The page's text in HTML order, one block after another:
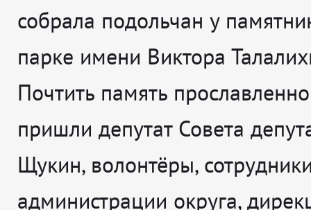
собрала подольчан у
парке имени Виктора
Почтить память
пришли депутат Совета
Щукин, волонтёры,
администрации округа,